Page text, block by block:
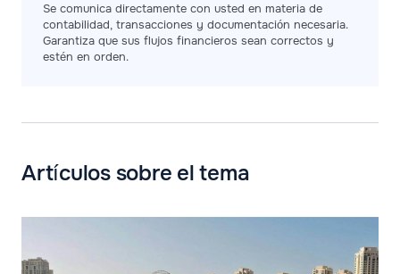
Se comunica directamente con usted en materia de
contabilidad, transacciones y documentación necesaria.
Garantiza que sus flujos financieros sean correctos y
estén en orden.
Artículos sobre el tema